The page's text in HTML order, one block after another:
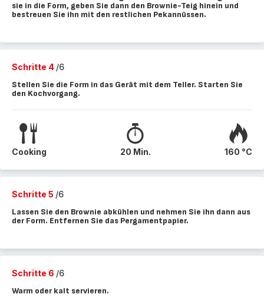
sie in die Form, geben Sie dann den Brownie-Teig hinein und
bestreuen Sie ihn mit den restlichen Pekannüssen.
Schritte 4 /6
Stellen Sie die Form in das Gerät mit dem Teller. Starten Sie
den Kochvorgang.
Cooking 20 Min. 160 °C
Schritte 5 /6
Lassen Sie den Brownie abkühlen und nehmen Sie ihn dann aus
der Form. Entfernen Sie das Pergamentpapier.
Schritte 6 /6
Warm oder kalt servieren.